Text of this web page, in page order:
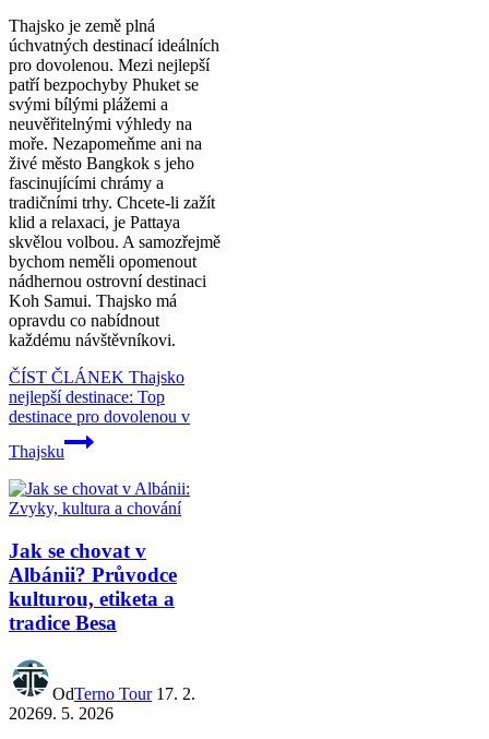
Thajsko je země plná
úchvatných destinací ideálních
pro dovolenou. Mezi nejlepší
patří bezpochyby Phuket se
svými bílými plážemi a
neuvěřitelnými výhledy na
moře. Nezapomeňme ani na
živé město Bangkok s jeho
fascinujícími chrámy a
tradičními trhy. Chcete-li zažít
klid a relaxaci, je Pattaya
skvělou volbou. A samozřejmě
bychom neměli opomenout
nádhernou ostrovní destinaci
Koh Samui. Thajsko má
opravdu co nabídnout
každému návštěvníkovi.
ČÍST ČLÁNEK Thajsko
nejlepší destinace: Top
destinace pro dovolenou v
Thajsku
Jak se chovat v
Albánii? Průvodce
kulturou, etiketa a
tradice Besa
OdTerno Tour 17. 2.
20269. 5. 2026